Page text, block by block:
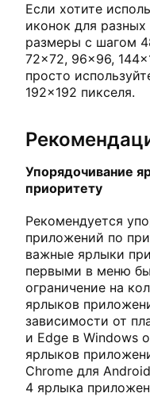
Если хотите
иконок для разных
размеры с шагом
72×72, 96×96,
просто
192×192 пикселя.
Упорядочивание
приоритету
Рекомендуется
приложений по
важные ярлыки
первыми в меню
ограничение на
ярлыков
зависимости от
и Edge в Windows
ярлыков
Chrome для
4 ярлыка